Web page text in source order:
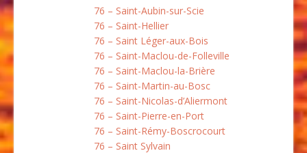
76 – Saint-Aubin-sur-Scie
76 – Saint-Hellier
76 – Saint Léger-aux-Bois
76 – Saint-Maclou-de-Folleville
76 – Saint-Maclou-la-Brière
76 – Saint-Martin-au-Bosc
76 – Saint-Nicolas-d’Aliermont
76 – Saint-Pierre-en-Port
76 – Saint-Rémy-Boscrocourt
76 – Saint Sylvain